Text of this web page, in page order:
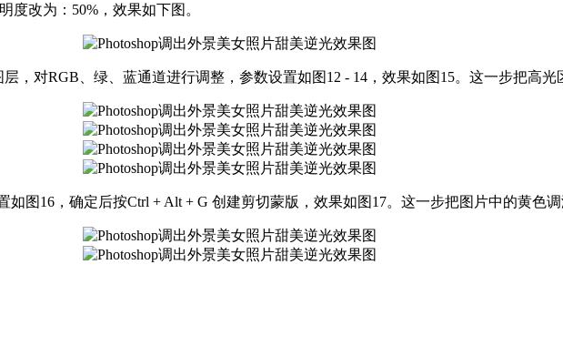
度改为：50%，效果如下图。
，对RGB、绿、蓝通道进行调整，参数设置如图12 - 14，效果如图15。这一步把高光
图16，确定后按Ctrl + Alt + G 创建剪切蒙版，效果如图17。这一步把图片中的黄色调